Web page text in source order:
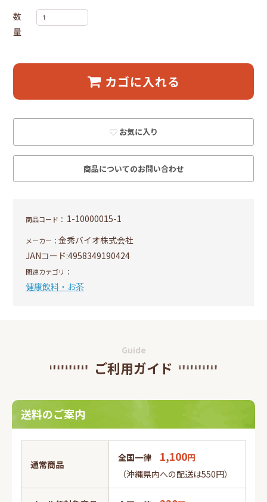
数
量
カゴに入れる
お気に入り
商品についてのお問い合わせ
商品コード： 1-10000015-1
メーカー： 金秀バイオ株式会社
JANコード:4958349190424
関連カテゴリ：
健康飲料・お茶
Guide
ご利用ガイド
送料のご案内
通常商品
全国一律 1,100円
（沖縄県内への配送は550円）